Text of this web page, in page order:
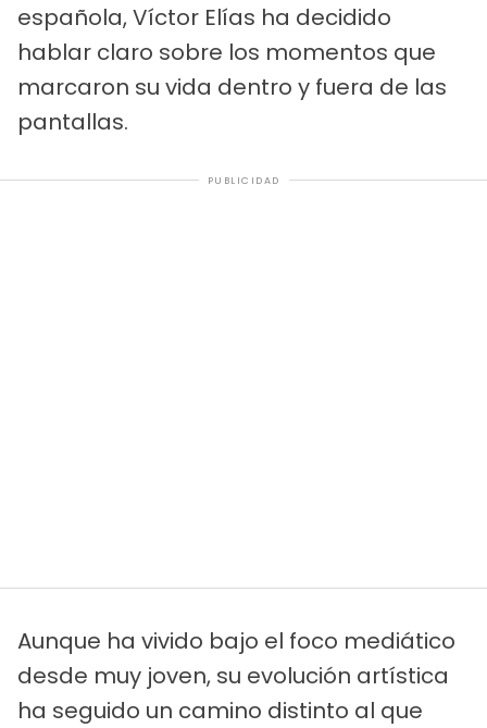
española, Víctor Elías ha decidido
hablar claro sobre los momentos que
marcaron su vida dentro y fuera de las
pantallas.
PUBLICIDAD
Aunque ha vivido bajo el foco mediático
desde muy joven, su evolución artística
ha seguido un camino distinto al que